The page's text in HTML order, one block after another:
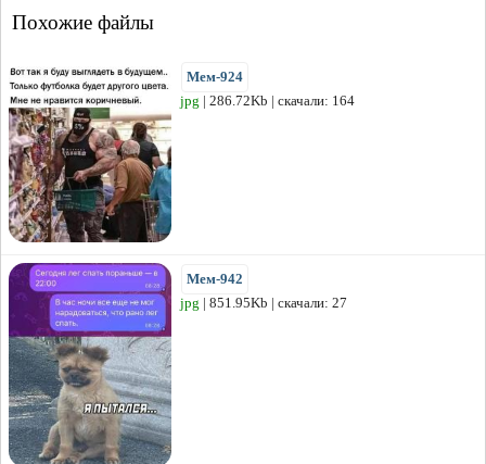
Похожие файлы
Мем-924
jpg | 286.72Kb | скачали: 164
Мем-942
jpg | 851.95Kb | скачали: 27